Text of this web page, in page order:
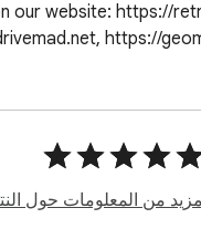
our website: https://
https://
مزيد من المعلومات حول